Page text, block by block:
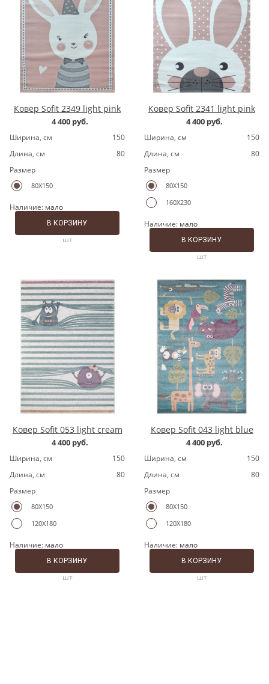
Ковер Sofit 2349 light pink
4 400 руб.
Ширина, cм
150
Длина, cм
80
Размер
80X150
Наличие: мало
шт
В КОРЗИНУ
Ковер Sofit 2341 light pink
4 400 руб.
Ширина, cм
150
Длина, cм
80
Размер
80X150
160X230
Наличие: мало
шт
В КОРЗИНУ
Ковер Sofit 053 light cream
4 400 руб.
Ширина, cм
150
Длина, cм
80
Размер
80X150
120X180
Наличие: мало
шт
В КОРЗИНУ
Ковер Sofit 043 light blue
4 400 руб.
Ширина, cм
150
Длина, cм
80
Размер
80X150
120X180
Наличие: мало
шт
В КОРЗИНУ